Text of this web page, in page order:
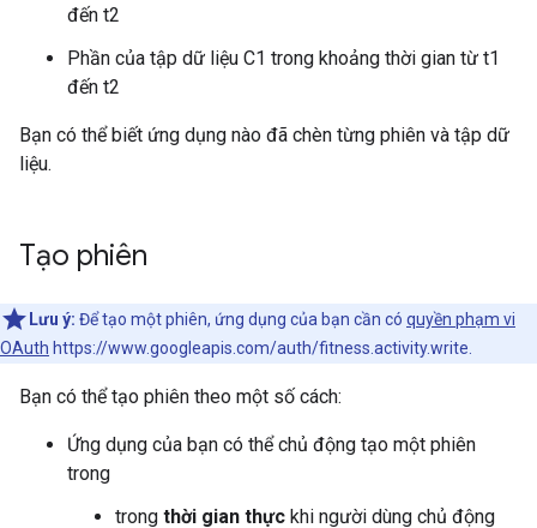
đến t2
Phần của tập dữ liệu C1 trong khoảng thời gian từ t1
đến t2
Bạn có thể biết ứng dụng nào đã chèn từng phiên và tập dữ
liệu.
Tạo phiên
Lưu ý: Để tạo một phiên, ứng dụng của bạn cần có quyền phạm vi
OAuth https://www.googleapis.com/auth/fitness.activity.write.
Bạn có thể tạo phiên theo một số cách:
Ứng dụng của bạn có thể chủ động tạo một phiên
trong
trong thời gian thực khi người dùng chủ động